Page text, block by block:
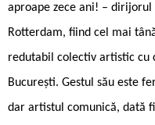
aproape zece ani! –
Rotterdam, fiind cel mai
redutabil colectiv artistic cu
București. Gestul său este
dar artistul comunică, dată